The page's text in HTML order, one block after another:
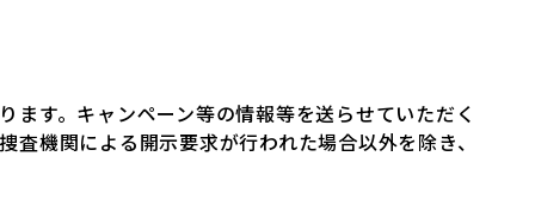
す。キャンペーン等の情報等を送らせていただく
機関による開示要求が行われた場合以外を除き、